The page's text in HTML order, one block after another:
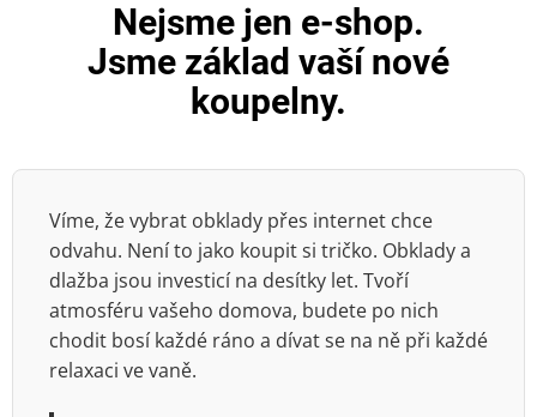
Nejsme jen e-shop.
Jsme základ vaší nové
koupelny.
Víme, že vybrat obklady přes internet chce
odvahu. Není to jako koupit si tričko. Obklady a
dlažba jsou investicí na desítky let. Tvoří
atmosféru vašeho domova, budete po nich
chodit bosí každé ráno a dívat se na ně při každé
relaxaci ve vaně.